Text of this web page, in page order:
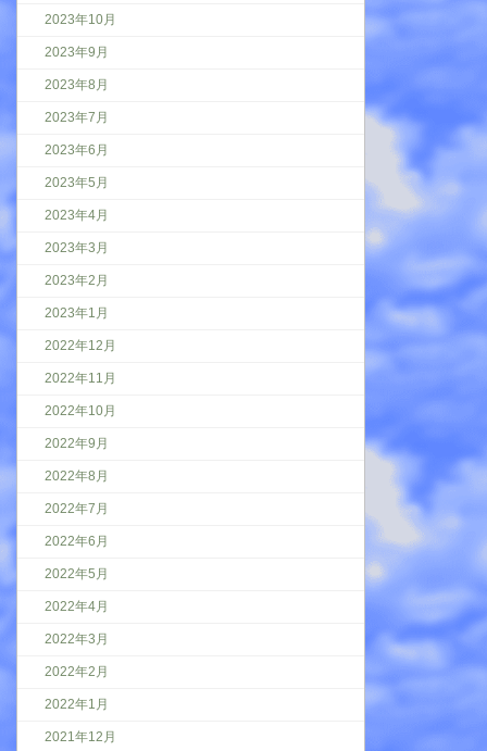
2023年10月
2023年9月
2023年8月
2023年7月
2023年6月
2023年5月
2023年4月
2023年3月
2023年2月
2023年1月
2022年12月
2022年11月
2022年10月
2022年9月
2022年8月
2022年7月
2022年6月
2022年5月
2022年4月
2022年3月
2022年2月
2022年1月
2021年12月